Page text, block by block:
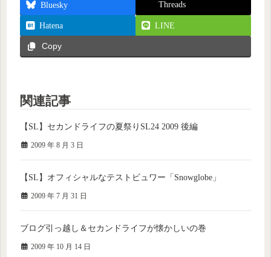
Bluesky Threads
Hatena LINE
Copy
関連記事
【SL】セカンドライフの夏祭りSL24 2009 後編
2009 年 8 月 3 日
【SL】オフィシャルなテストビュワー「Snowglobe」
2009 年 7 月 31 日
ブログ引っ越し＆セカンドライフが懐かしいの巻
2009 年 10 月 14 日